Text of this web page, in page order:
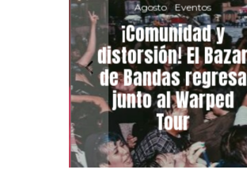
Agosto Eventos
¡Comunidad y
distorsión! El Bazar
de Bandas regresa
junto al Warped
Tour